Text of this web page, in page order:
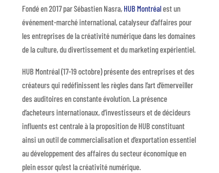
Fondé en 2017 par Sébastien Nasra, HUB Montréalest un
événement-marché international, catalyseur d’affaires pour
les entreprises de la créativité numérique dans les domaines
de la culture, du divertissement et du marketing expérientiel.
HUB Montréal (17-19 octobre) présente des entreprises et des
créateurs qui redéfinissent les règles dans l’art d’émerveiller
des auditoires en constante évolution. La présence
d’acheteurs internationaux, d’investisseurs et de décideurs
influents est centrale à la proposition de HUB constituant
ainsi un outil de commercialisation et d’exportation essentiel
au développement des affaires du secteur économique en
plein essor qu’est la créativité numérique.